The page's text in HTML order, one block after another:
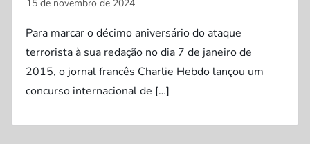
Para marcar o décimo aniversário do ataque
terrorista à sua redação no dia 7 de janeiro de
2015, o jornal francês Charlie Hebdo lançou um
concurso internacional de […]